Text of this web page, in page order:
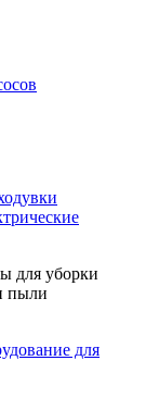
для уборки
пыли
для